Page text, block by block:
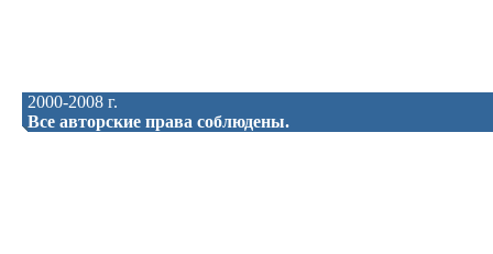
2000-2008 г.
Все авторские права соблюдены.